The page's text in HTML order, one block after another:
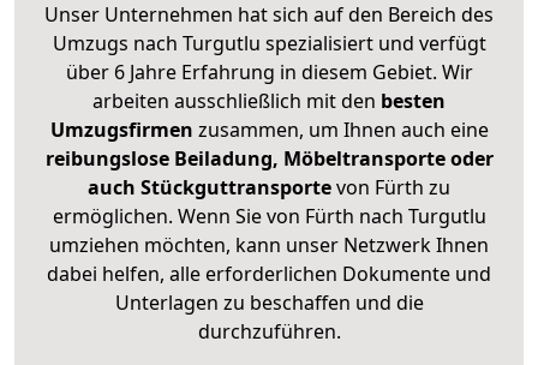
Unser Unternehmen hat sich auf den Bereich des
Umzugs nach Turgutlu spezialisiert und verfügt
über 6 Jahre Erfahrung in diesem Gebiet. Wir
arbeiten ausschließlich mit den besten
Umzugsfirmen zusammen, um Ihnen auch eine
reibungslose Beiladung, Möbeltransporte oder
auch Stückguttransportevon Fürth zu
ermöglichen. Wenn Sie von Fürth nach Turgutlu
umziehen möchten, kann unser Netzwerk Ihnen
dabei helfen, alle erforderlichen Dokumente und
Unterlagen zu beschaffen und die
durchzuführen.